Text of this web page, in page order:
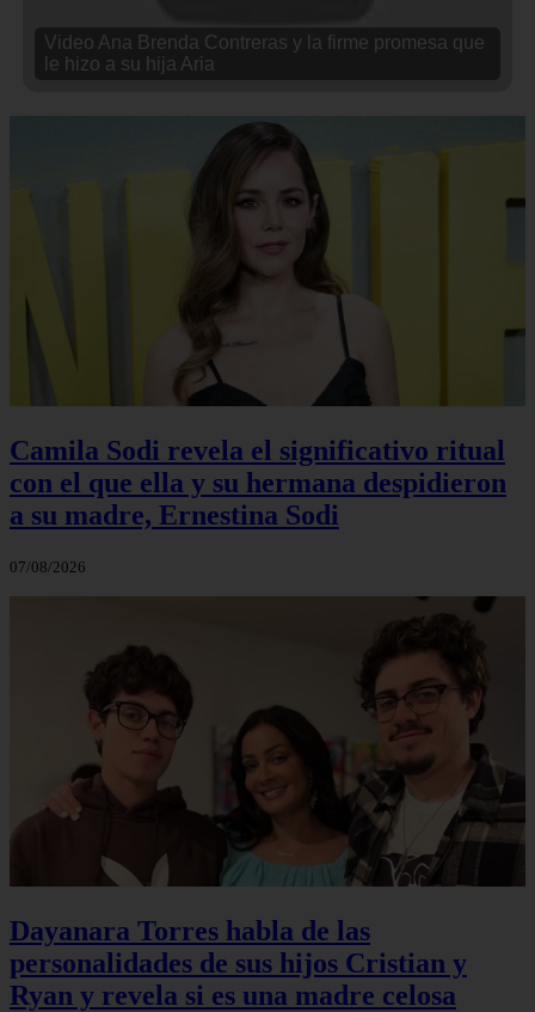
Video Ana Brenda Contreras y la firme promesa que
le hizo a su hija Aria
Camila Sodi revela el significativo ritual
con el que ella y su hermana despidieron
a su madre, Ernestina Sodi
07/08/2026
Dayanara Torres habla de las
personalidades de sus hijos Cristian y
Ryan y revela si es una madre celosa